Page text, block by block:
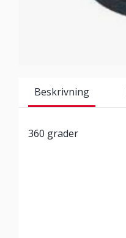
Beskrivning
360 grader